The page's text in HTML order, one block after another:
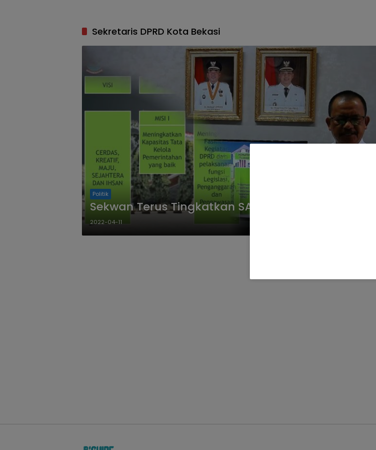
Sekretaris DPRD Kota Bekasi
Politik
Sekwan Terus Tingkatkan SAKIP di DPRD Kota Bekasi
2022-04-11